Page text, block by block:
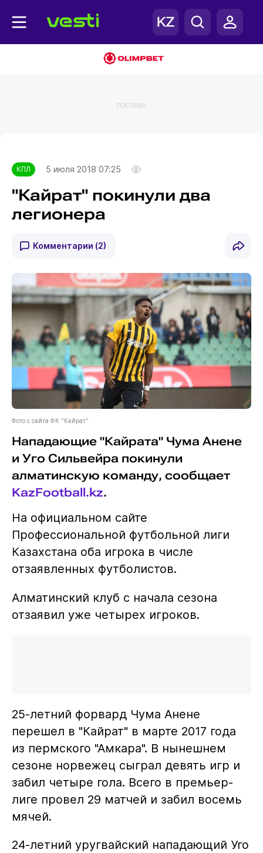
РЕКЛАМА
КПЛ 5 июля 2018 07:25
"Кайрат" покинули два
легионера
Комментарии (2)
Фото с сайта ФК "Кайрат"
Нападающие "Кайрата" Чума Анене
и Уго Сильвейра покинули
алматинскую команду, сообщает
KazFootball.kz.
На официальном сайте
Профессиональной футбольной лиги
Казахстана оба игрока в числе
отзаявленных футболистов.
Алматинский клуб с начала сезона
отзаявил уже четырех игроков.
25-летний форвард Чума Анене
перешел в "Кайрат" в марте 2017 года
из пермского "Амкара". В нынешнем
сезоне норвежец сыграл девять игр и
забил четыре гола. Всего в премьер-
лиге провел 29 матчей и забил восемь
мячей.
24-летний уругвайский нападающий Уго